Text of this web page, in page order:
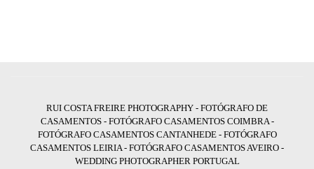
RUI COSTA FREIRE PHOTOGRAPHY - FOTÓGRAFO DE
CASAMENTOS - FOTÓGRAFO CASAMENTOS COIMBRA -
FOTÓGRAFO CASAMENTOS CANTANHEDE - FOTÓGRAFO
CASAMENTOS LEIRIA - FOTÓGRAFO CASAMENTOS AVEIRO -
WEDDING PHOTOGRAPHER PORTUGAL